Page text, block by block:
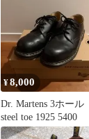
¥8,000
Dr. Martens 3ホール
steel toe 1925 5400